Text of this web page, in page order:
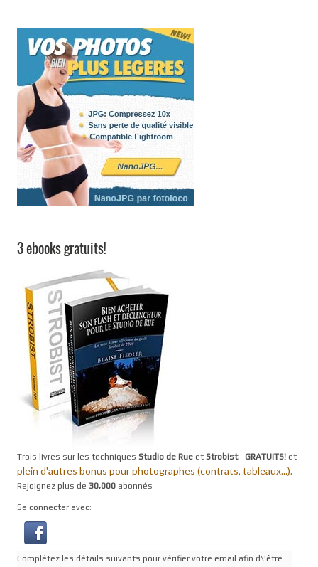
3 ebooks gratuits!
Trois livres sur les techniques Studio de Rue et Strobist- GRATUITS! et
plein d'autres bonus pour photographes (contrats, tableaux...).
Rejoignez plus de 30,000 abonnés
Se connecter avec:
Complétez les détails suivants pour vérifier votre email afin d\'être